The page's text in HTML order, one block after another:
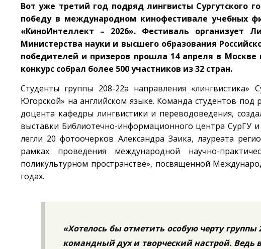
Вот уже третий год подряд лингвисты Сургутского
победу в международном кинофестивале учебных
«КиноИнтеллект – 2026». Фестиваль
Министерства науки и высшего образования
победителей и призеров прошла 14 апреля в
конкурс собрал более 500 участников из 32 стран.
Студенты группы 208-22а направления
Югорской» на английском языке. Команда студентов под
доцента кафедры лингвистики и переводоведения,
выставки Библиотечно-информационного центра СурГУ
легли 20 фотоочерков Александра Заика, лауреата
рамках проведения международной научно-
поликультурном пространстве», посвященной
годах.
«Хотелось бы отметить особую черту
командный дух и творческий настрой. Ведь